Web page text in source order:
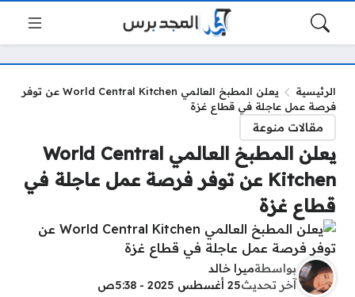
الرئيسية
يعلن المطبخ العالمي World Central Kitchen عن توفر
فرصة عمل عاجلة في قطاع غزة
مقالات منوعة
يعلن المطبخ العالمي World Central
Kitchen عن توفر فرصة عمل عاجلة في
قطاع غزة
بواسطةميرا خالد
آخر تحديث25 أغسطس 2025 - 5:38ص